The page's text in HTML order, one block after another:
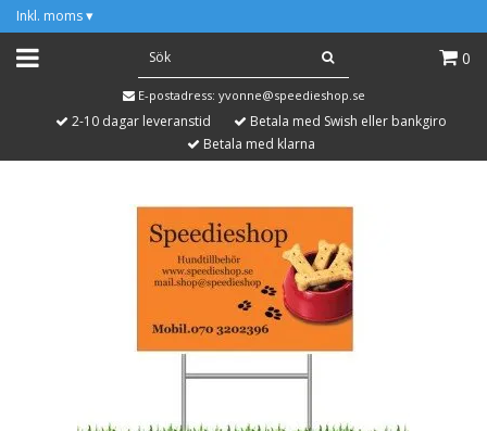
Inkl. moms ▾
0
E-postadress: yvonne@speedieshop.se
2-10 dagar leveranstid
Betala med Swish eller bankgiro
Betala med klarna